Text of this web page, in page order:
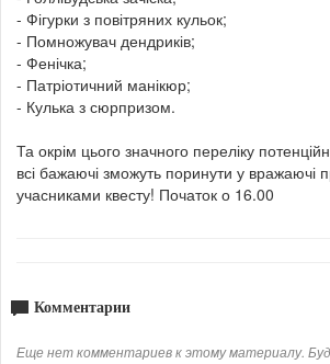
- Фігурки з повітряних кульок;
- Помножувач дендриків;
- Фенічка;
- Патріотичний манікюр;
- Кулька з сюрпризом.
Та окрім цього значного переліку
всі бажаючі зможуть поринути у вражаючі
учасниками квесту! Початок о 16.00
Комментарии
Еще нет комментариев к этому материалу.